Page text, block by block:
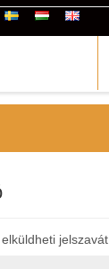
jelszavát.